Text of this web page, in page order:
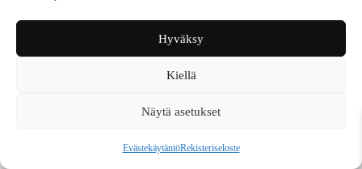
Hyväksy
Kiellä
Näytä asetukset
EvästekäytäntöRekisteriseloste
miellyttävää. Samoin, että jokainen luku on
mitaltaan sellainen, että keskeytyksetön
lukukokemus on mahdollinen. Lukuisat
kuhunkin lukuun ihailtavan huolellisesti.
harkittu. Ensimmäinen aukeama on kuin